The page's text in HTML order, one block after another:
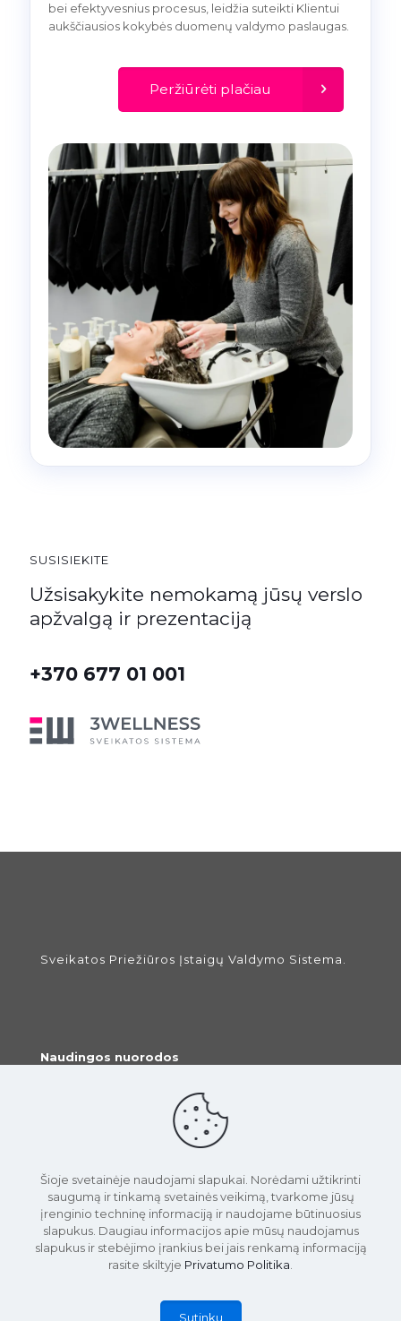
bei efektyvesnius procesus, leidžia suteikti Klientui
aukščiausios kokybės duomenų valdymo paslaugas.
Peržiūrėti plačiau
SUSISIEKITE
Užsisakykite nemokamą jūsų verslo
apžvalgą ir prezentaciją
+370 677 01 001
Sveikatos Priežiūros Įstaigų Valdymo Sistema.
Naudingos nuorodos
Slaptažodžio keitimas
© 2026 UAB "3 Wellness" | Sukurta Lietuvoje.
Sprendimas:PROBO
Šioje svetainėje naudojami slapukai. Norėdami užtikrinti
saugumą ir tinkamą svetainės veikimą, tvarkome jūsų
įrenginio techninę informaciją ir naudojame būtinuosius
slapukus. Daugiau informacijos apie mūsų naudojamus
slapukus ir stebėjimo įrankius bei jais renkamą informaciją
rasite skiltyje Privatumo Politika
Sutinku